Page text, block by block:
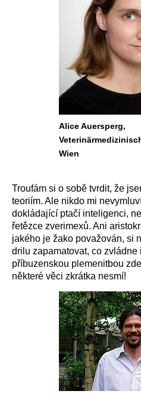
Alice Auersperg,
Wien
Troufám si o sobě tvrdit, že
teoriím. Ale nikdo mi
dokládající ptačí inteligenci,
řetězce zverimexů. Ani
jakého je žako považován, si
drilu zapamatovat, co zvládne
příbuzenskou plemenitbou
některé věci zkrátka nesmí!